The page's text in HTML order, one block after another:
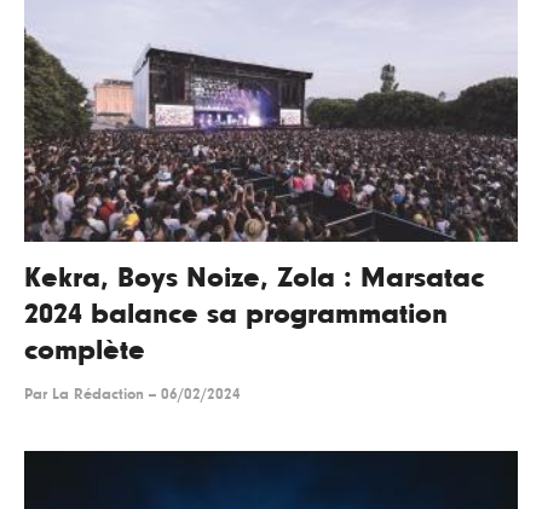
Kekra, Boys Noize, Zola : Marsatac
2024 balance sa programmation
complète
Par La Rédaction -- 06/02/2024